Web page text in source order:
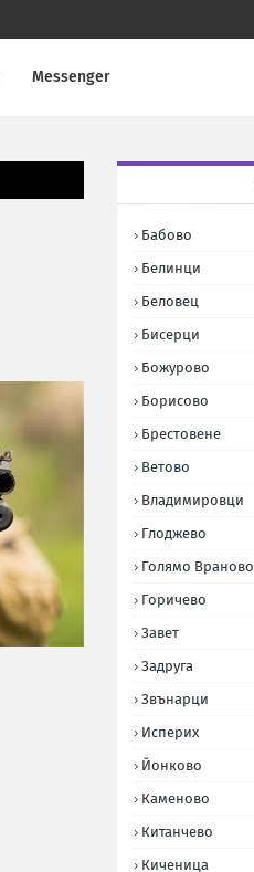
Messenger
Бабово
Белинци
Беловец
Бисерци
Божурово
Борисово
Брестовене
Ветово
Владимировци
Глоджево
Голямо Враново
Горичево
Завет
Задруга
Звънарци
Исперих
Йонково
Каменово
Китанчево
Киченица